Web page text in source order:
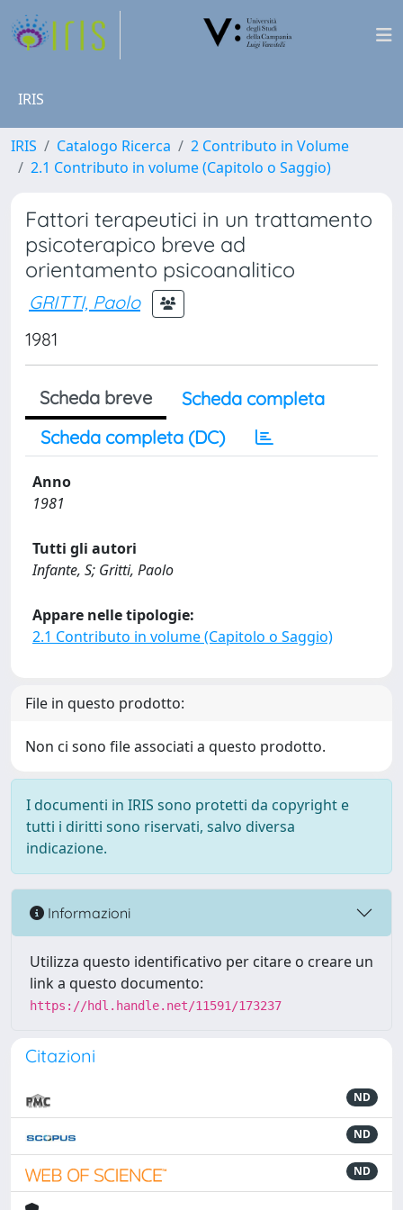
IRIS
IRIS Catalogo Ricerca
2 Contributo in Volume
2.1 Contributo in volume (Capitolo o Saggio)
Fattori terapeutici in un trattamento
psicoterapico breve ad
orientamento psicoanalitico
GRITTI, Paolo
1981
Scheda breve
Scheda completa
Scheda completa (DC)
Anno
1981
Tutti gli autori
Infante, S; Gritti, Paolo
Appare nelle tipologie:
2.1 Contributo in volume (Capitolo o Saggio)
File in questo prodotto:
Non ci sono file associati a questo prodotto.
I documenti in IRIS sono protetti da copyright e
tutti i diritti sono riservati, salvo diversa
indicazione.
Informazioni
Utilizza questo identificativo per citare o creare un
link a questo documento:
https://hdl.handle.net/11591/173237
Citazioni
ND
ND
ND